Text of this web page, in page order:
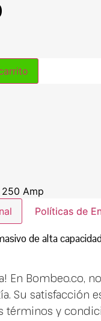
250 Amp
Políticas de
de alta
En
Su
términos y